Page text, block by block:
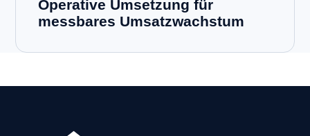
Operative Umsetzung für
messbares Umsatzwachstum